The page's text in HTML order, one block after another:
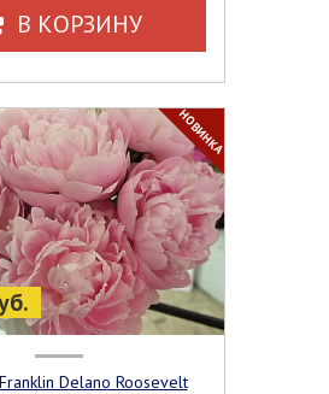
В КОРЗИНУ
НОВИНКА
Franklin Delano Roosevelt